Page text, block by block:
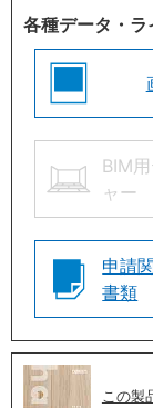
各種データ・ラ
BIM
ャー
申請
書類
この製